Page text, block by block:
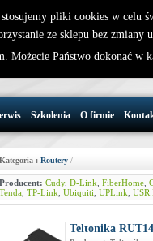
32 721 86
Szkolenia O firmie
Kategoria : Routery/
Producent: Cudy, D-Link FiberHome,
Tenda, TP-Link Ubiquiti UPLink USR
Teltonika
pliki cookies w celu
ze sklepu bez zmiany
Możecie Państwo dokonać w